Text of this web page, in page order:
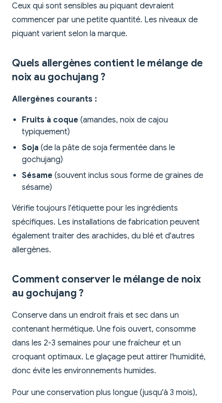
Ceux qui sont sensibles au piquant devraient
commencer par une petite quantité. Les niveaux de
piquant varient selon la marque.
Quels allergènes contient le mélange de
noix au gochujang ?
Allergènes courants :
Fruits à coque (amandes, noix de cajou
typiquement)
Soja (de la pâte de soja fermentée dans le
gochujang)
Sésame (souvent inclus sous forme de graines de
sésame)
Vérifie toujours l'étiquette pour les ingrédients
spécifiques. Les installations de fabrication peuvent
également traiter des arachides, du blé et d'autres
allergènes.
Comment conserver le mélange de noix
au gochujang ?
Conserve dans un endroit frais et sec dans un
contenant hermétique. Une fois ouvert, consomme
dans les 2-3 semaines pour une fraîcheur et un
croquant optimaux. Le glaçage peut attirer l'humidité,
donc évite les environnements humides.
Pour une conservation plus longue (jusqu'à 3 mois),